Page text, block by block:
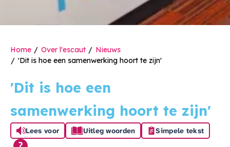
Home Over l'escaut
Nieuws
'Dit is hoe een samenwerking hoort te zijn'
'Dit is hoe een
samenwerking hoort te zijn'
Lees voor Uitleg woorden Simpele tekst